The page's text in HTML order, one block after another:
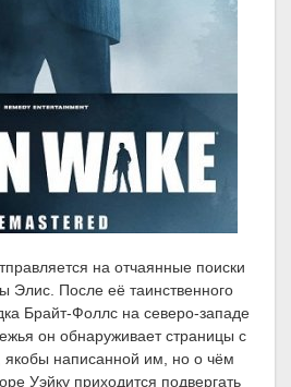
на отчаянные поиски
Элис. После её таинственного
Брайт-Фоллс на северо-западе
он обнаруживает страницы с
написанной им, но о чём
Уэйку приходится подвергать